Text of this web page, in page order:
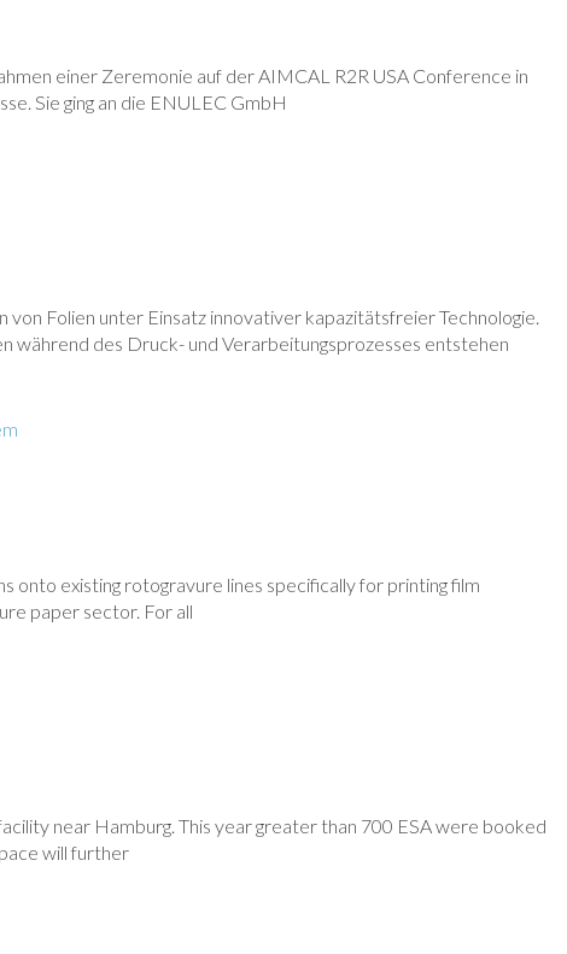
einer Zeremonie auf der AIMCAL R2R USA Conference in
Sie ging an die ENULEC GmbH
Folien unter Einsatz innovativer kapazitätsfreier Technologie.
während des Druck- und Verarbeitungsprozesses entstehen
onto existing rotogravure lines specifically for printing film
paper sector. For all
near Hamburg. This year greater than 700 ESA were booked
will further